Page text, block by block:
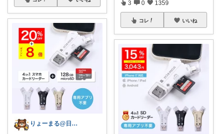
りょーまる@日用品×ファッション
3 0 1359
コレ いいね